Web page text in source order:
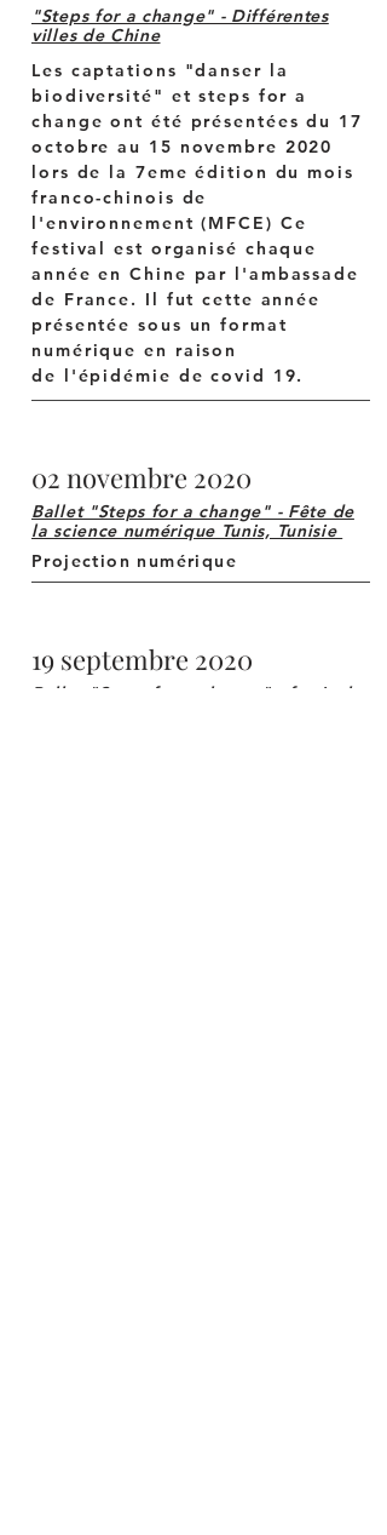
"Steps for a change" - Différentes
villes de Chine
Les captations "danser la
biodiversité" et steps for a
change ont été présentées du 17
octobre au 15 novembre 2020
lors de la 7eme édition du mois
franco-chinois de
l'environnement (MFCE) Ce
festival est organisé chaque
année en Chine par l'ambassade
de France. Il fut cette année
présentée sous un format
numérique en raison
de l'épidémie de covid 19.
02 novembre 2020
Ballet "Steps for a change" - Fête de
la science numérique Tunis, Tunisie
Projection numérique
19 septembre 2020
Ballet "Steps for a change" -
festival